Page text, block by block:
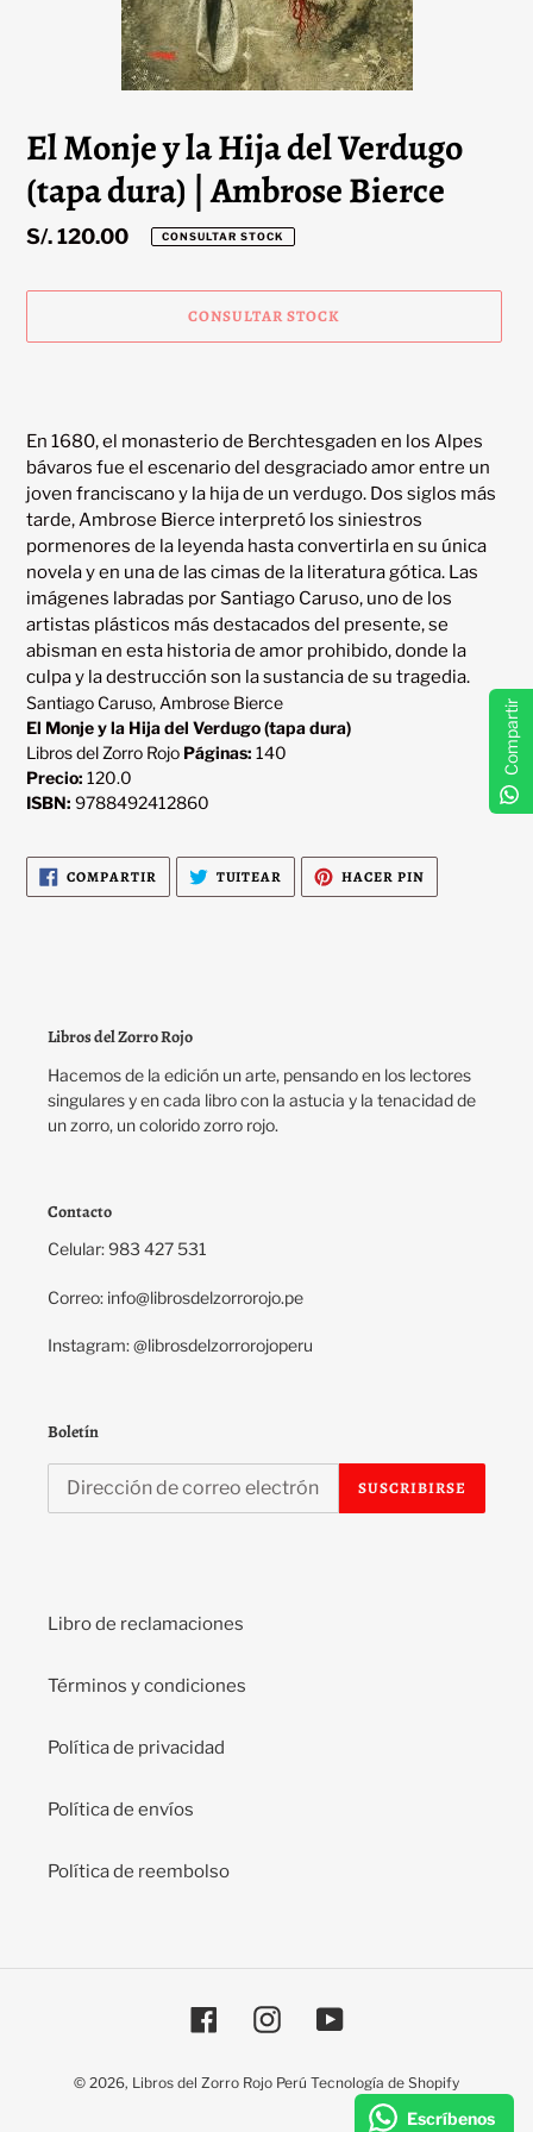
El Monje y la Hija del Verdugo
(tapa dura) | Ambrose Bierce
Precio
S/. 120.00 CONSULTAR STOCK
CONSULTAR STOCK
a
tu
carrito
En 1680, el monasterio de Berchtesgaden en los Alpes
bávaros fue el escenario del desgraciado amor entre un
joven franciscano y la hija de un verdugo. Dos siglos más
tarde, Ambrose Bierce interpretó los siniestros
pormenores de la leyenda hasta convertirla en su única
novela y en una de las cimas de la literatura gótica. Las
imágenes labradas por Santiago Caruso, uno de los
artistas plásticos más destacados del presente, se
abisman en esta historia de amor prohibido, donde la
Santiago Caruso, Ambrose Bierce
El Monje y la Hija del Verdugo (tapa dura)
Libros del Zorro Rojo Páginas: 140
Precio: 120.0
ISBN: 9788492412860
COMPARTIR COMPARTIR
EN
FACEBOOK
TUITEAR TUITEAR
TWITTER
HACER PINPINEAR
PINTEREST
Libros del Zorro Rojo
Hacemos de la edición un arte, pensando en los lectores
singulares y en cada libro con la astucia y la tenacidad de
un zorro, un colorido zorro rojo.
Contacto
Celular: 983 427 531
Correo: info@librosdelzorrorojo.pe
Instagram: @librosdelzorrorojoperu
Boletín
SUSCRIBIRSE
Libro de reclamaciones
Términos y condiciones
Política de privacidad
Política de envíos
Política de reembolso
FacebookInstagramYouTube
© 2026, Libros del Zorro Rojo Perú Tecnología de Shopify
Escríbenos
Compartir